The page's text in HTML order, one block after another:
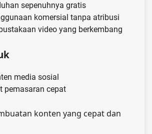
sepenuhnya gratis
komersial tanpa atribusi
video yang berkembang
media sosial
pemasaran cepat
konten yang cepat dan